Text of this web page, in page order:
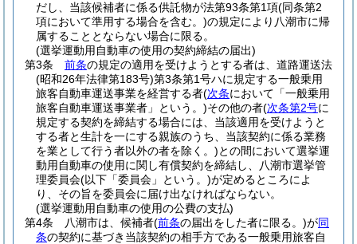
だし、当該候補者に係る供託物が法第93条第1項(同条第2
項において準用する場合を含む。)の規定により八潮市に帰
属することとならない場合に限る。
(選挙運動用自動車の使用の契約締結の届出)
第3条
前条の規定の適用を受けようとする者は、道路運送法
(昭和26年法律第183号)第3条第1号ハに規定する一般乗用
旅客自動車運送事業を経営する者(次条において「一般乗用
旅客自動車運送事業者」という。)その他の者(次条第2号に
規定する契約を締結する場合には、当該適用を受けようと
する者と生計を一にする親族のうち、当該契約に係る業務
を業として行う者以外の者を除く。)との間において選挙運
動用自動車の使用に関し有償契約を締結し、八潮市選挙管
理委員会(以下「委員会」という。)が定めるところによ
り、その旨を委員会に届け出なければならない。
(選挙運動用自動車の使用の公費の支払)
第4条
八潮市は、候補者(前条の届出をした者に限る。)が同
条の契約に基づき当該契約の相手方である一般乗用旅客自